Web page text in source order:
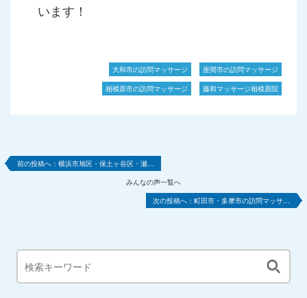
います！
大和市の訪問マッサージ
座間市の訪問マッサージ
相模原市の訪問マッサージ
藤和マッサージ相模原院
横浜市旭区・保土ヶ谷区・瀬…
みんなの声一覧へ
町田市・多摩市の訪問マッサ…